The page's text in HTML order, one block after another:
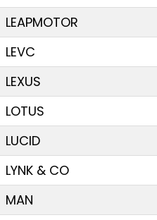
LEAPMOTOR
LEVC
LEXUS
LOTUS
LUCID
LYNK & CO
MAN